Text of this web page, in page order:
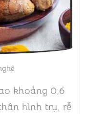
khoảng 0,6
hình trụ, rễ